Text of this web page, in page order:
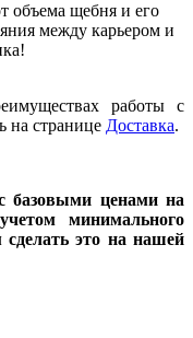
объема щебня и его
между карьером и
работы с
на странице Доставка.
базовыми ценами на
минимального
сделать это на нашей